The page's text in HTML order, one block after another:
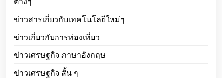
ข่าวสารเกี่ยวกับเทคโนโลยีใหม่ๆ
ข่าวเกี่ยวกับการท่องเที่ยว
ข่าวเศรษฐกิจ ภาษาอังกฤษ
ข่าวเศรษฐกิจ สั้น ๆ